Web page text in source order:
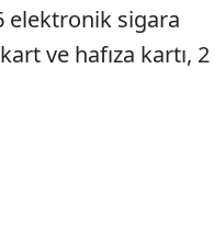
elektronik sigara
ve hafıza kartı, 2